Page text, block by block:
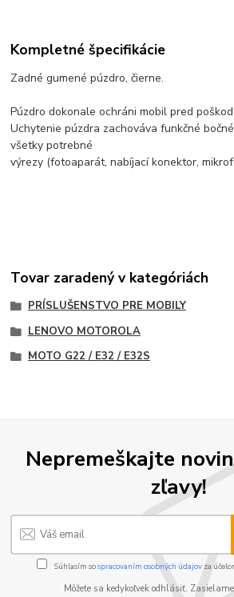
Kompletné špecifikácie
Zadné gumené púzdro, čierne.
Púzdro dokonale ochráni mobil pred
Uchytenie púzdra zachováva funkčné
všetky potrebné
výrezy (fotoaparát, nabíjací konektor,
Tovar zaradený v kategóriách
PRÍSLUŠENSTVO PRE MOBILY
LENOVO MOTOROLA
MOTO G22 / E32 / E32S
Nepremeškajte
zľavy!
Súhlasím sospracovaním osobných údajov za
Môžete sa kedykoľvek odhlásiť.